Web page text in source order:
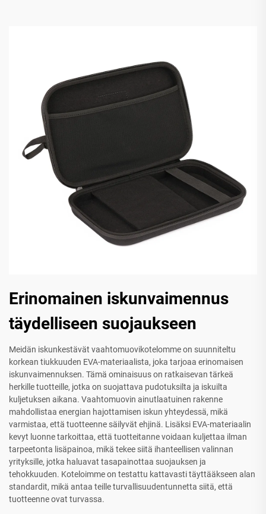
Erinomainen iskunvaimennus
täydelliseen suojaukseen
Meidän iskunkestävät vaahtomuovikotelomme on suunniteltu
korkean tiukkuuden EVA-materiaalista, joka tarjoaa erinomaisen
iskunvaimennuksen. Tämä ominaisuus on ratkaisevan tärkeä
herkille tuotteille, jotka on suojattava pudotuksilta ja iskuilta
kuljetuksen aikana. Vaahtomuovin ainutlaatuinen rakenne
mahdollistaa energian hajottamisen iskun yhteydessä, mikä
varmistaa, että tuotteenne säilyvät ehjinä. Lisäksi EVA-materiaalin
kevyt luonne tarkoittaa, että tuotteitanne voidaan kuljettaa ilman
tarpeetonta lisäpainoa, mikä tekee siitä ihanteellisen valinnan
yrityksille, jotka haluavat tasapainottaa suojauksen ja
tehokkuuden. Koteloimme on testattu kattavasti täyttääkseen alan
standardit, mikä antaa teille turvallisuudentunnetta siitä, että
tuotteenne ovat turvassa.